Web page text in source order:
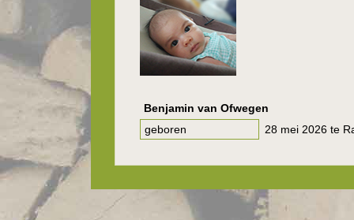
Benjamin van Ofwegen
geboren
28 mei 2026 te